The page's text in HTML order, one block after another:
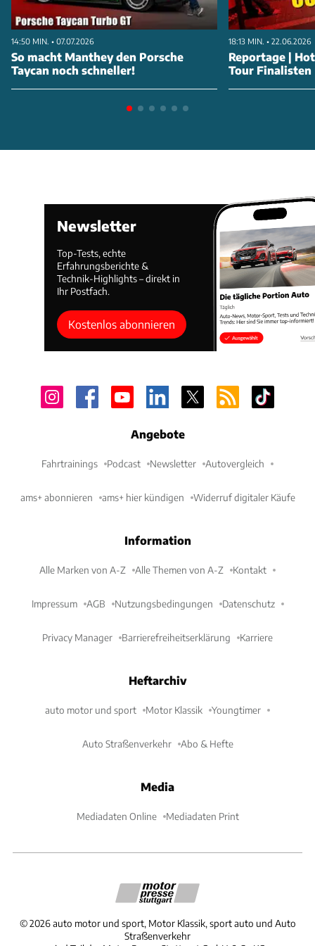
14:50 MIN. • 07.07.2026
So macht Manthey den Porsche
Taycan noch schneller!
18:13 MIN. • 22.06.2026
Reportage |
Tour Finalisten
Newsletter
Top-Tests, echte
Erfahrungsberichte &
Technik-Highlights – direkt in
Ihr Postfach.
Kostenlos abonnieren
Angebote
Fahrtrainings Podcast Newsletter Autovergleich
ams+ abonnieren ams+ hier kündigen Widerruf digitaler Käufe
Information
Alle Marken von A-Z Alle Themen von A-Z Kontakt
Impressum AGB Nutzungsbedingungen Datenschutz
Privacy Manager Barrierefreiheitserklärung Karriere
Heftarchiv
auto motor und sport Motor Klassik Youngtimer
Auto Straßenverkehr Abo & Hefte
Media
Mediadaten Online Mediadaten Print
©2026 auto motor und sport, Motor Klassik, sport auto und Auto
Straßenverkehr